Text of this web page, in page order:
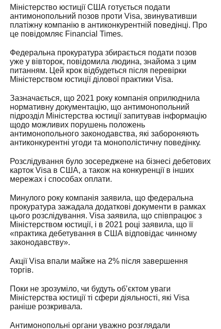
Міністерство юстиції США готується подати
антимонопольний позов проти Visa, звинувативши
платіжну компанію в антиконкурентній поведінці. Про
це повідомляє Financial Times.
Федеральна прокуратура збирається подати позов
уже у вівторок, повідомила людина, знайома з цим
питанням. Цей крок відбудеться після перевірки
Міністерством юстиції ділової практики Visa.
Зазначається, що 2021 року компанія оприлюднила
нормативну документацію, що антимонопольний
підрозділ Міністерства юстиції запитував інформацію
щодо можливих порушень положень
антимонопольного законодавства, які забороняють
антиконкурентні угоди та монополістичну поведінку.
Розслідування було зосереджене на бізнесі дебетових
карток Visa в США, а також на конкуренції в інших
мережах і способах оплати.
Минулого року компанія заявила, що федеральна
прокуратура зажадала додаткові документи в рамках
цього розслідування. Visa заявила, що співпрацює з
Міністерством юстиції, і в 2021 році заявила, що її
«практика дебетування в США відповідає чинному
законодавству».
Акції Visa впали майже на 2% після завершення
торгів.
Поки не зрозуміло, чи будуть об’єктом уваги
Міністерства юстиції ті сфери діяльності, які Visa
раніше розкривала.
Антимонопольні органи уважно розглядали